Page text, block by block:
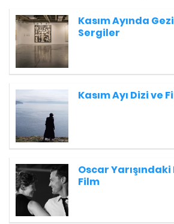
Kasım Ayında
Sergiler
Kasım Ayı Dizi ve
Oscar Yarışındaki
Film